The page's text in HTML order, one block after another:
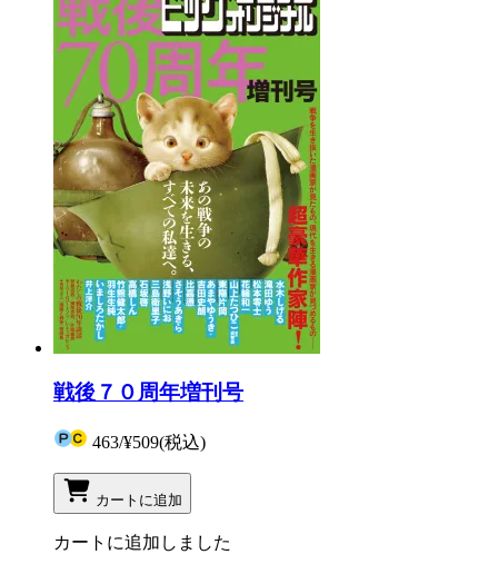
戦後７０周年増刊号
463/¥509(税込)
カートに追加
カートに追加しました